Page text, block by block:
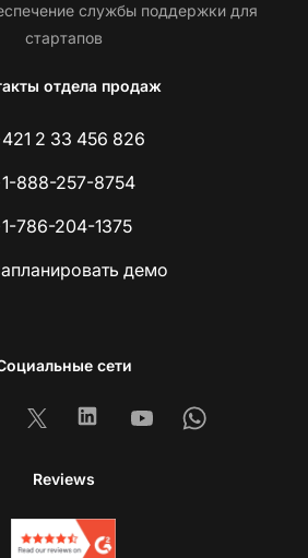
службы поддержки для
стартапов
отдела продаж
2 33 456 826
888-257-8754
786-204-1375
демо
сети
X LinkedinYoutubeWhatsapp
Reviews